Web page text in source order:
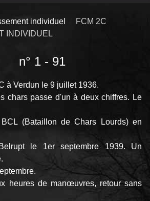
individuel
FCM 2C
INDIVIDUEL
n° 1 - 91
à Verdun le 9 juillet 1936.
chars passe d'un à deux chiffres. Le
(Bataillon de Chars Lourds) en
le 1er septembre 1939. Un
heures de manœuvres, retour sans